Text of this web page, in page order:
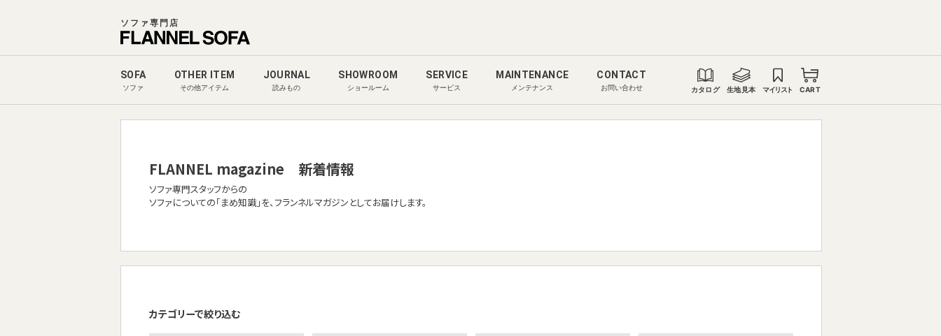
ソファ専門店
SOFA
ソファ
OTHER ITEM
その他アイテム
JOURNAL
読みもの
SHOWROOM
ショールーム
SERVICE
サービス
MAINTENANCE
メンテナンス
CONTACT
お問い合わせ カタログ 生地見本 マイリスト CART
FLANNEL magazine 新着情報
ソファ専門スタッフからの
ソファについての「まめ知識」を、フランネルマガジンとしてお届けします。
カテゴリーで絞り込む